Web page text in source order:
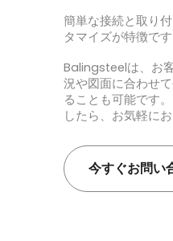
簡単な接続と取り
タマイズが特徴です
Balingsteelは、お
況や図面に合わせ
ることも可能です
したら、お気軽に
今すぐお問い